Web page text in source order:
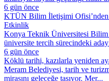
6 gün önce
KTÜN Bilim İletişimi Ofisi’nden
Etkinlik
Konya Teknik Üniversitesi Bilim
üniversite tercih sürecindeki
6 gün önce
Köklü tarihi, kazılarla yeniden
Meram Belediyesi, tarih ve
mirasını geleceğe taşıyor. Mer...